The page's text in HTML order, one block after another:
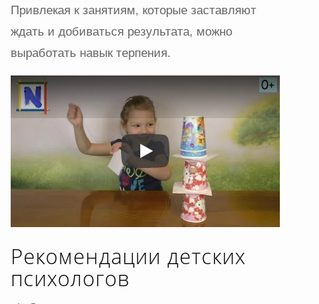
Привлекая к занятиям, которые заставляют
ждать и добиваться результата, можно
выработать навык терпения.
Play
Рекомендации детских
психологов